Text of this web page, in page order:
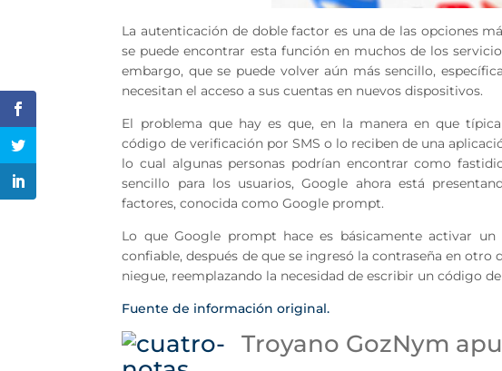
La autenticación de doble factor es una de las opciones
se puede encontrar esta función en muchos de los
embargo, que se puede volver aún más sencillo,
necesitan el acceso a sus cuentas en nuevos dispositivos.
El problema que hay es que, en la manera en que
código de verificación por SMS o lo reciben de una
lo cual algunas personas podrían encontrar como
sencillo para los usuarios, Google ahora está
factores, conocida como Google prompt.
Lo que Google prompt hace es básicamente activar
confiable, después de que se ingresó la contraseña en
niegue, reemplazando la necesidad de escribir un código
Fuente de información original.
Troyano GozNym